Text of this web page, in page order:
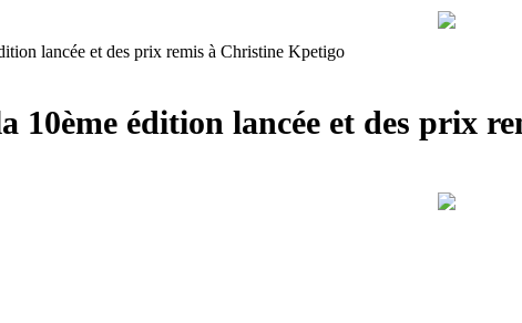
lancée et des prix remis à Christine Kpetigo
10ème édition lancée et des prix